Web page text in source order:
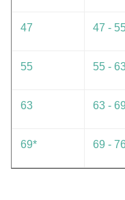
47 47 -
55 55 -
63 63 -
69* 69 -